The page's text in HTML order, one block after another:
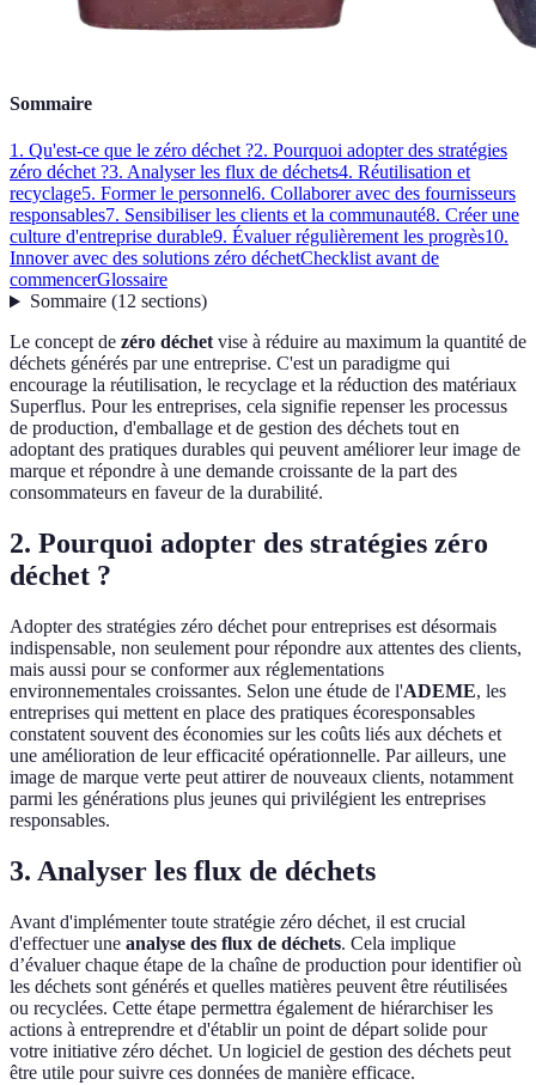
Sommaire
1. Qu'est-ce que le zéro déchet ?2. Pourquoi adopter des stratégies
zéro déchet ?3. Analyser les flux de déchets4. Réutilisation et
recyclage5. Former le personnel6. Collaborer avec des fournisseurs
responsables7. Sensibiliser les clients et la communauté8. Créer une
culture d'entreprise durable9. Évaluer régulièrement les progrès10.
Innover avec des solutions zéro déchetChecklist avant de
commencerGlossaire
Sommaire(12 sections)
Le concept de zéro déchetvise à réduire au maximum la quantité de
déchets générés par une entreprise. C'est un paradigme qui
encourage la réutilisation, le recyclage et la réduction des matériaux
Superflus. Pour les entreprises, cela signifie repenser les processus
de production, d'emballage et de gestion des déchets tout en
adoptant des pratiques durables qui peuvent améliorer leur image de
marque et répondre à une demande croissante de la part des
consommateurs en faveur de la durabilité.
2. Pourquoi adopter des stratégies zéro
déchet ?
Adopter des stratégies zéro déchet pour entreprises est désormais
indispensable, non seulement pour répondre aux attentes des clients,
mais aussi pour se conformer aux réglementations
environnementales croissantes. Selon une étude de l'ADEME, les
entreprises qui mettent en place des pratiques écoresponsables
constatent souvent des économies sur les coûts liés aux déchets et
une amélioration de leur efficacité opérationnelle. Par ailleurs, une
image de marque verte peut attirer de nouveaux clients, notamment
parmi les générations plus jeunes qui privilégient les entreprises
responsables.
3. Analyser les flux de déchets
Avant d'implémenter toute stratégie zéro déchet, il est crucial
d'effectuer une analyse des flux de déchets. Cela implique
d’évaluer chaque étape de la chaîne de production pour identifier où
les déchets sont générés et quelles matières peuvent être réutilisées
ou recyclées. Cette étape permettra également de hiérarchiser les
actions à entreprendre et d'établir un point de départ solide pour
votre initiative zéro déchet. Un logiciel de gestion des déchets peut
être utile pour suivre ces données de manière efficace.